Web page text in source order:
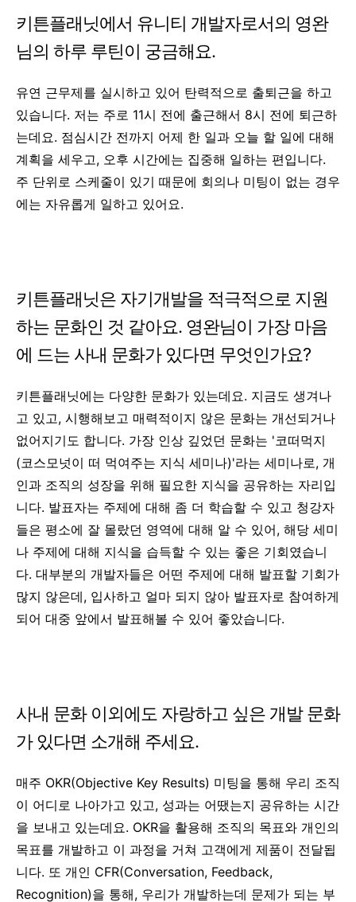
키튼플래닛에서 유니티 개발자로서의 영완
님의 하루 루틴이 궁금해요.
유연 근무제를 실시하고 있어 탄력적으로 출퇴근을 하고
있습니다. 저는 주로 11시 전에 출근해서 8시 전에 퇴근하
는데요. 점심시간 전까지 어제 한 일과 오늘 할 일에 대해
계획을 세우고, 오후 시간에는 집중해 일하는 편입니다.
주 단위로 스케줄이 있기 때문에 회의나 미팅이 없는 경우
에는 자유롭게 일하고 있어요.
키튼플래닛은 자기개발을 적극적으로 지원
하는 문화인 것 같아요. 영완님이 가장 마음
에 드는 사내 문화가 있다면 무엇인가요?
키튼플래닛에는 다양한 문화가 있는데요. 지금도 생겨나
고 있고, 시행해보고 매력적이지 않은 문화는 개선되거나
없어지기도 합니다. 가장 인상 깊었던 문화는 '코떠먹지
(코스모넛이 떠 먹여주는 지식 세미나)'라는 세미나로, 개
인과 조직의 성장을 위해 필요한 지식을 공유하는 자리입
니다. 발표자는 주제에 대해 좀 더 학습할 수 있고 청강자
들은 평소에 잘 몰랐던 영역에 대해 알 수 있어, 해당 세미
나 주제에 대해 지식을 습득할 수 있는 좋은 기회였습니
다. 대부분의 개발자들은 어떤 주제에 대해 발표할 기회가
많지 않은데, 입사하고 얼마 되지 않아 발표자로 참여하게
되어 대중 앞에서 발표해볼 수 있어 좋았습니다.
사내 문화 이외에도 자랑하고 싶은 개발 문화
가 있다면 소개해 주세요.
매주 OKR(Objective Key Results) 미팅을 통해 우리 조직
이 어디로 나아가고 있고, 성과는 어땠는지 공유하는 시간
을 보내고 있는데요. OKR을 활용해 조직의 목표와 개인의
목표를 개발하고 이 과정을 거쳐 고객에게 제품이 전달됩
니다. 또 개인 CFR(Conversation, Feedback,
Recognition)을 통해, 우리가 개발하는데 문제가 되는 부